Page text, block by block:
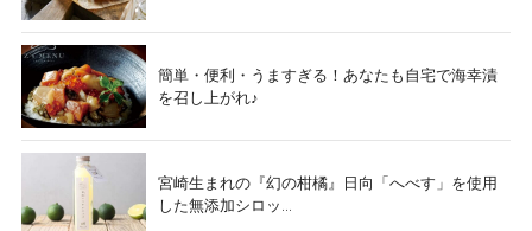
簡単・便利・うますぎる！あなたも自宅で海幸漬
を召し上がれ♪
宮崎生まれの『幻の柑橘』日向「へべす」を使用
した無添加シロッ...